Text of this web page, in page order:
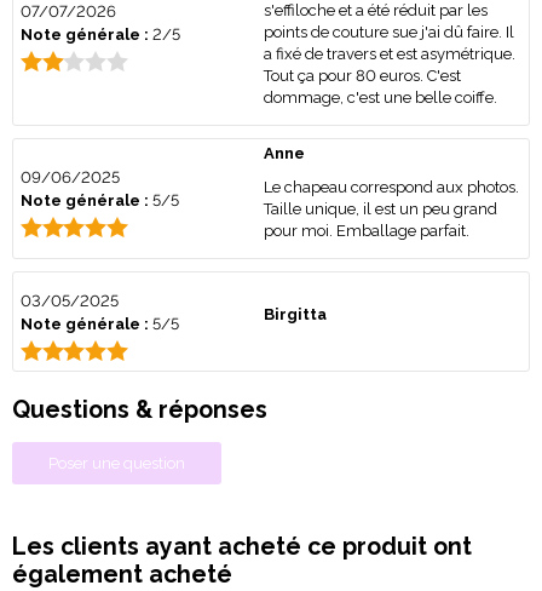
07/07/2026
Note générale : 2/5
s'effiloche et a été réduit par les
points de couture sue j'ai dû faire. Il
a fixé de travers et est asymétrique.
Tout ça pour 80 euros. C'est
dommage, c'est une belle coiffe.
09/06/2025
Note générale : 5/5
Anne
Le chapeau correspond aux photos.
Taille unique, il est un peu grand
pour moi. Emballage parfait.
03/05/2025
Note générale : 5/5
Birgitta
Questions & réponses
Poser une question
Les clients ayant acheté ce produit ont
également acheté